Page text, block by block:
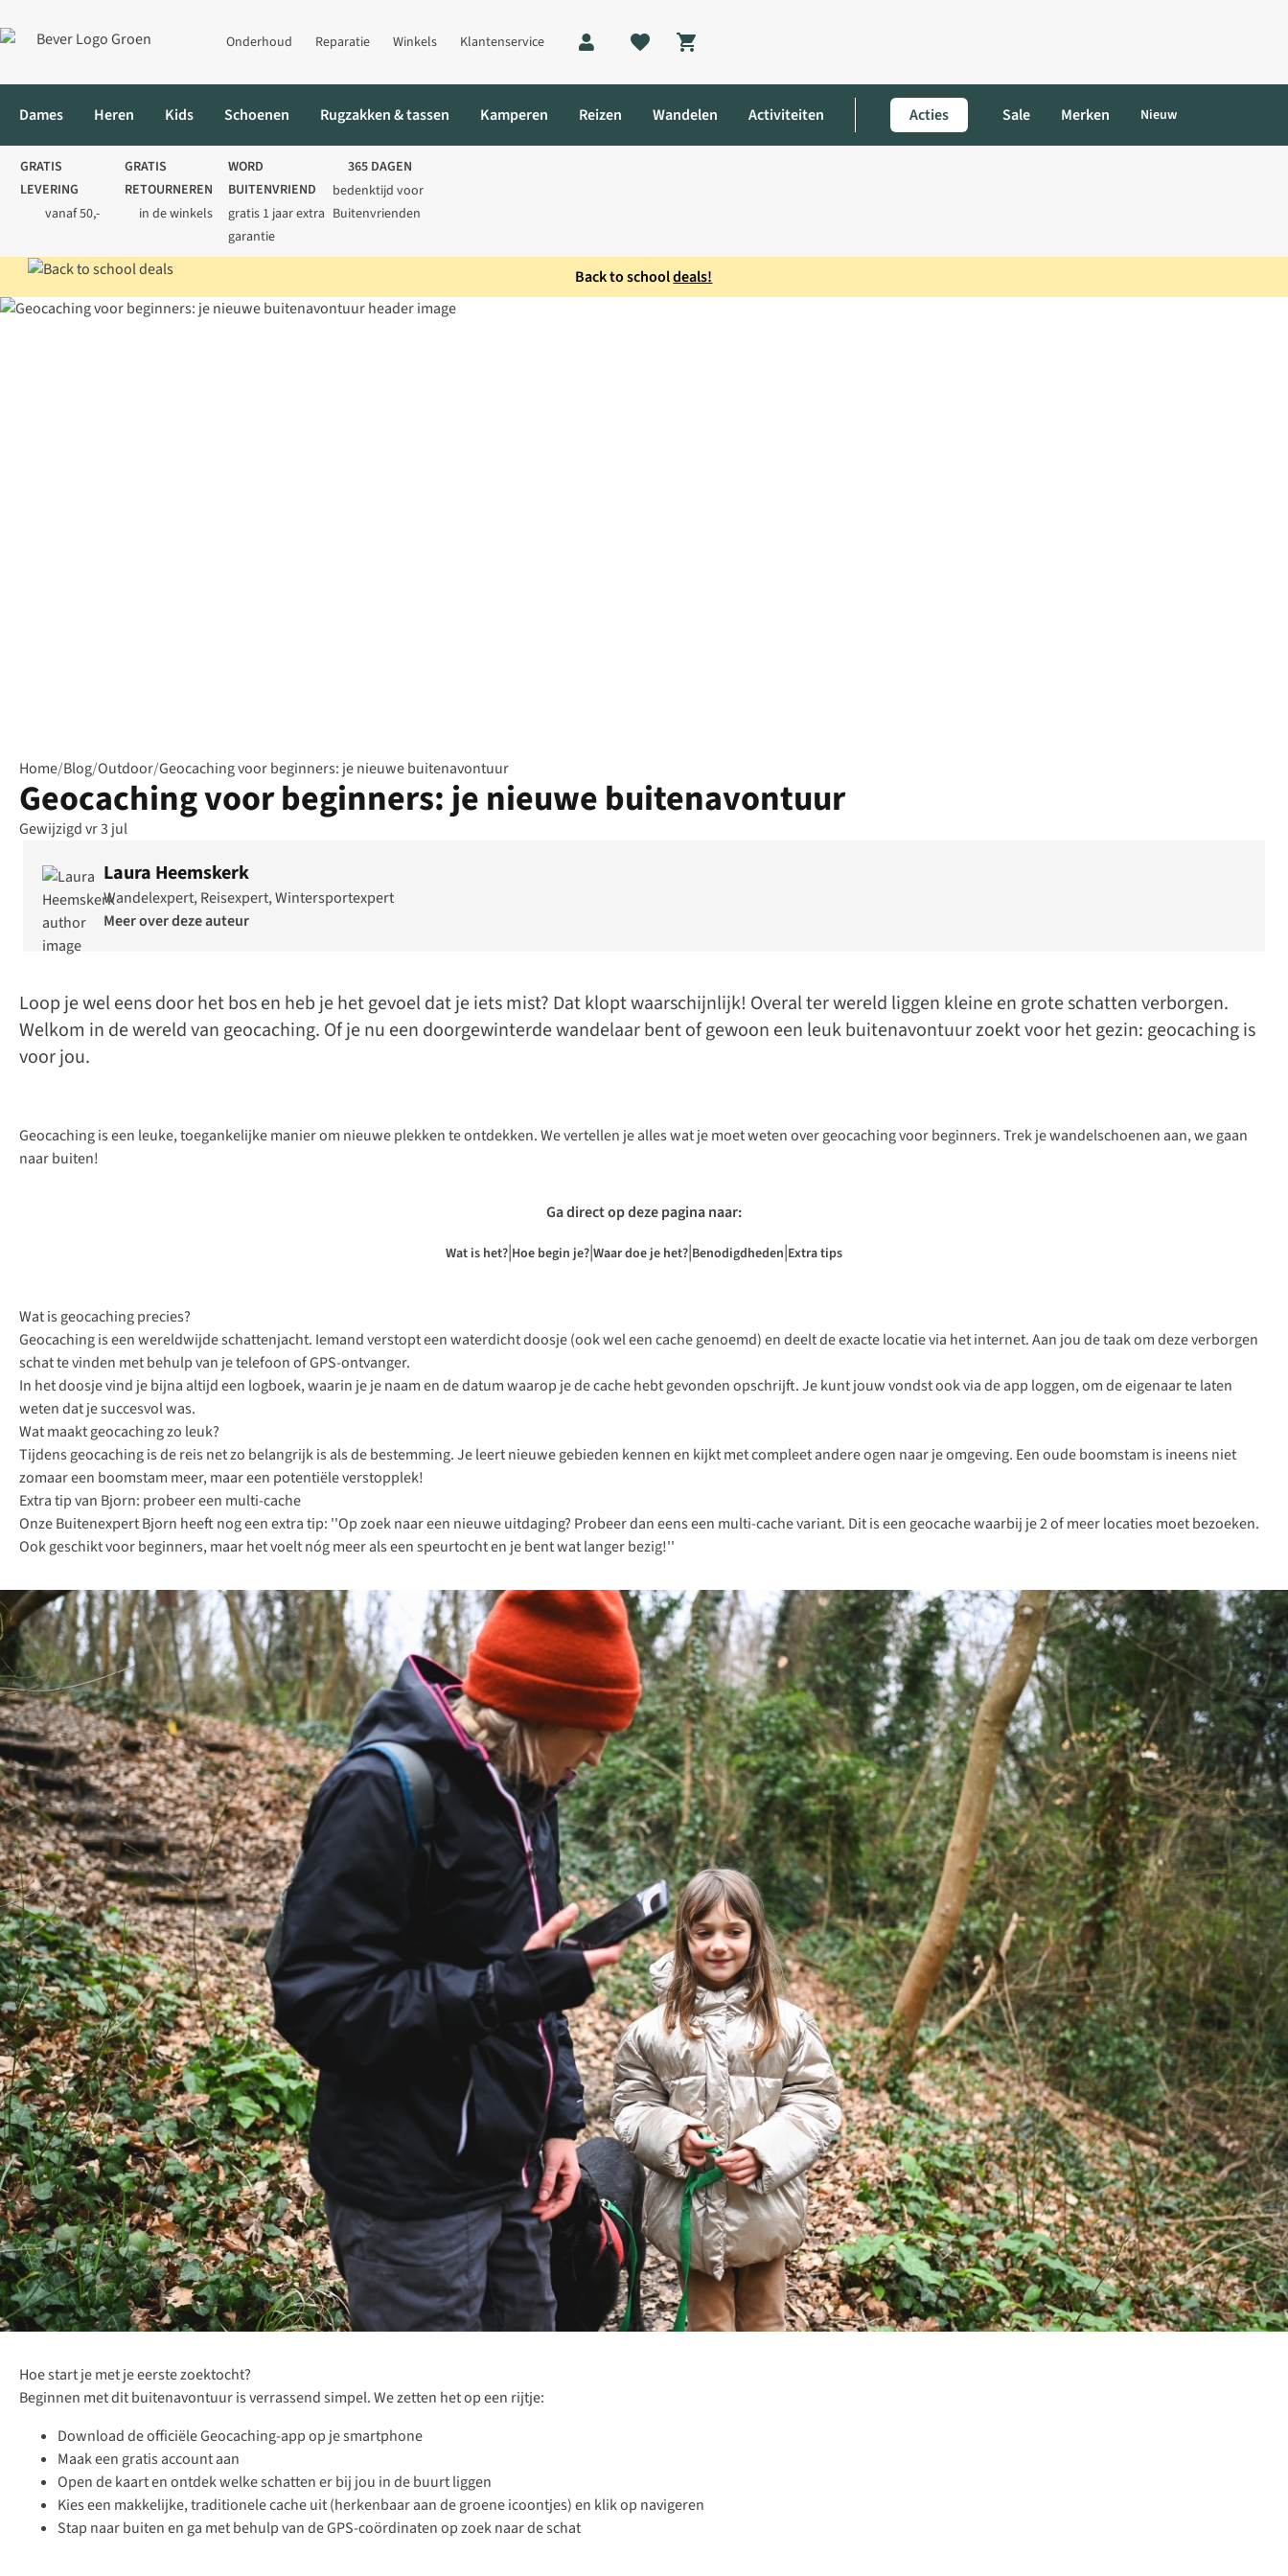
Onderhoud Reparatie Winkels Klantenservice
Shopping cart
Dames Heren Kids Schoenen Rugzakken & tassen Kamperen Reizen Wandelen Activiteiten Acties Sale Merken Nieuw
GRATIS
LEVERING
vanaf 50,-
GRATIS
RETOURNEREN
in de winkels
WORD
BUITENVRIEND
gratis 1 jaar extra
garantie
365 DAGEN
bedenktijd voor
Buitenvrienden
Back to schooldeals!
Home/Blog/Outdoor/Geocaching voor beginners: je nieuwe buitenavontuur
Geocaching voor beginners: je nieuwe buitenavontuur
Gewijzigd vr 3 jul
Laura Heemskerk
Wandelexpert, Reisexpert, Wintersportexpert
Meer over deze auteur
Loop je wel eens door het bos en heb je het gevoel dat je iets mist? Dat klopt waarschijnlijk! Overal ter wereld liggen kleine en grote schatten verborgen.
Welkom in de wereld van geocaching. Of je nu een doorgewinterde wandelaar bent of gewoon een leuk buitenavontuur zoekt voor het gezin: geocaching is
voor jou.
Geocaching is een leuke, toegankelijke manier om nieuwe plekken te ontdekken. We vertellen je alles wat je moet weten over geocaching voor beginners. Trek je wandelschoenen aan, we gaan
naar buiten!
Ga direct op deze pagina naar:
Wat is het?|Hoe begin je?|Waar doe je het?|Benodigdheden|Extra tips
Wat is geocaching precies?
Geocaching is een wereldwijde schattenjacht. Iemand verstopt een waterdicht doosje (ook wel een cache genoemd) en deelt de exacte locatie via het internet. Aan jou de taak om deze verborgen
schat te vinden met behulp van je telefoon of GPS-ontvanger.
In het doosje vind je bijna altijd een logboek, waarin je je naam en de datum waarop je de cache hebt gevonden opschrijft. Je kunt jouw vondst ook via de app loggen, om de eigenaar te laten
weten dat je succesvol was.
Wat maakt geocaching zo leuk?
Tijdens geocaching is de reis net zo belangrijk is als de bestemming. Je leert nieuwe gebieden kennen en kijkt met compleet andere ogen naar je omgeving. Een oude boomstam is ineens niet
zomaar een boomstam meer, maar een potentiële verstopplek!
Extra tip van Bjorn: probeer een multi-cache
OnzeBuitenexpert Bjorn heeft nog een extra tip: ''Op zoek naar een nieuwe uitdaging? Probeer dan eens een multi-cache variant. Dit is een geocache waarbij je 2 of meer locaties moet bezoeken.
Ook geschikt voor beginners, maar het voelt nóg meer als een speurtocht en je bent wat langer bezig!''
Hoe start je met je eerste zoektocht?
Beginnen met dit buitenavontuur is verrassend simpel. We zetten het op een rijtje:
Download de officiële Geocaching-app op je smartphone
Maak een gratis account aan
Open de kaart en ontdek welke schatten er bij jou in de buurt liggen
Kies een makkelijke, traditionele cache uit (herkenbaar aan de groene icoontjes) en klik op navigeren
Stap naar buiten en ga met behulp van de GPS-coördinaten op zoek naar de schat